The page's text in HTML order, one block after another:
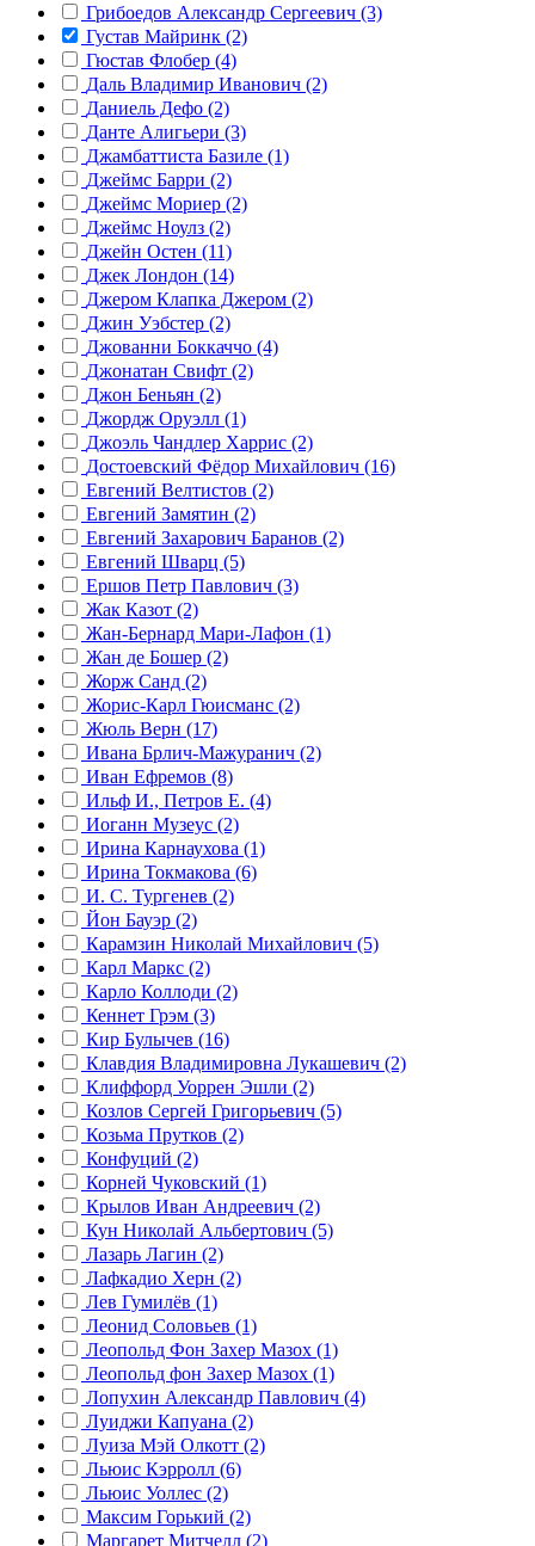
Грибоедов Александр Сергеевич (3)
Густав Майринк (2)
Гюстав Флобер (4)
Даль Владимир Иванович (2)
Даниель Дефо (2)
Данте Алигьери (3)
Джамбаттиста Базиле (1)
Джеймс Барри (2)
Джеймс Мориер (2)
Джеймс Ноулз (2)
Джейн Остен (11)
Джек Лондон (14)
Джером Клапка Джером (2)
Джин Уэбстер (2)
Джованни Боккаччо (4)
Джонатан Свифт (2)
Джон Беньян (2)
Джордж Оруэлл (1)
Джоэль Чандлер Харрис (2)
Достоевский Фёдор Михайлович (16)
Евгений Велтистов (2)
Евгений Замятин (2)
Евгений Захарович Баранов (2)
Евгений Шварц (5)
Ершов Петр Павлович (3)
Жак Казот (2)
Жан-Бернард Мари-Лафон (1)
Жан де Бошер (2)
Жорж Санд (2)
Жорис-Карл Гюисманс (2)
Жюль Верн (17)
Ивана Брлич-Мажуранич (2)
Иван Ефремов (8)
Ильф И., Петров Е. (4)
Иоганн Музеус (2)
Ирина Карнаухова (1)
Ирина Токмакова (6)
И. С. Тургенев (2)
Йон Бауэр (2)
Карамзин Николай Михайлович (5)
Карл Маркс (2)
Карло Коллоди (2)
Кеннет Грэм (3)
Кир Булычев (16)
Клавдия Владимировна Лукашевич (2)
Клиффорд Уоррен Эшли (2)
Козлов Сергей Григорьевич (5)
Козьма Прутков (2)
Конфуций (2)
Корней Чуковский (1)
Крылов Иван Андреевич (2)
Кун Николай Альбертович (5)
Лазарь Лагин (2)
Лафкадио Херн (2)
Лев Гумилёв (1)
Леонид Соловьев (1)
Леопольд Фон Захер Мазох (1)
Леопольд фон Захер Мазох (1)
Лопухин Александр Павлович (4)
Луиджи Капуана (2)
Луиза Мэй Олкотт (2)
Льюис Кэрролл (6)
Льюис Уоллес (2)
Максим Горький (2)
Маргарет Митчелл (2)